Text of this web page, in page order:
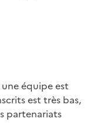
équipe est
est très bas,
partenariats